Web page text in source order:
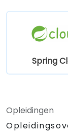
Spring
Opleidingen